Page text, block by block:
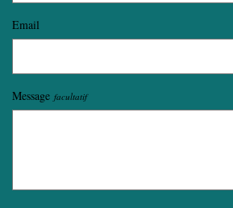
Email
Message